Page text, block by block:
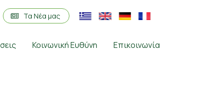
Τα Νέα μας
Κοινωνική Ευθύνη Επικοινωνία